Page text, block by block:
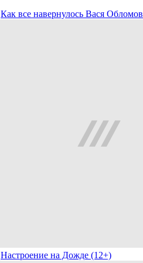
Как все навернулось Вася
Настроение на Дожде (12+)